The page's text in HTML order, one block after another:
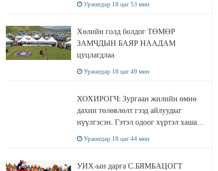
Уржигдар 18 цаг 53 мин
Хөлийн голд болдог ТӨМӨР
ЗАМЧДЫН БАЯР НААДАМ
цуцлагдлаа
Уржигдар 18 цаг 49 мин
ХОХИРОГЧ: Зургаан жилийн өмнө
дахин төлөвлөлт гээд айлуудыг
нүүлгэсэн. Гэтэл одоог хүртэл хашаа
Уржигдар 18 цаг 44 мин
УИХ-ын дарга С.БЯМБАЦОГТ